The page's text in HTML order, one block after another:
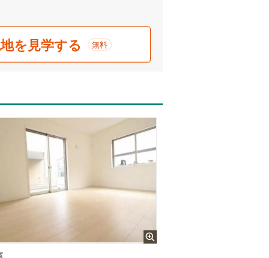
を見学する 無料